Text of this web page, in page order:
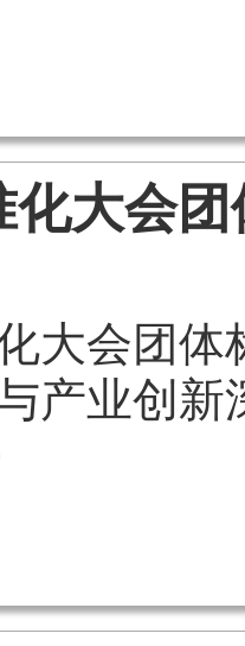
化大会
大会团体
产业创新